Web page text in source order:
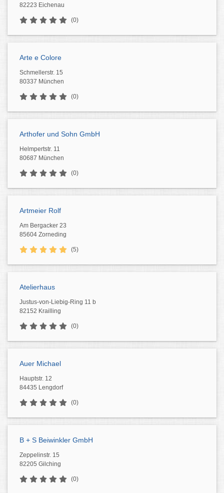
82223 Eichenau
(0)
Arte e Colore
Schmellerstr. 15
80337 München
(0)
Arthofer und Sohn GmbH
Helmpertstr. 11
80687 München
(0)
Artmeier Rolf
Am Bergacker 23
85604 Zorneding
(5)
Atelierhaus
Justus-von-Liebig-Ring 11 b
82152 Krailling
(0)
Auer Michael
Hauptstr. 12
84435 Lengdorf
(0)
B + S Beiwinkler GmbH
Zeppelinstr. 15
82205 Gilching
(0)